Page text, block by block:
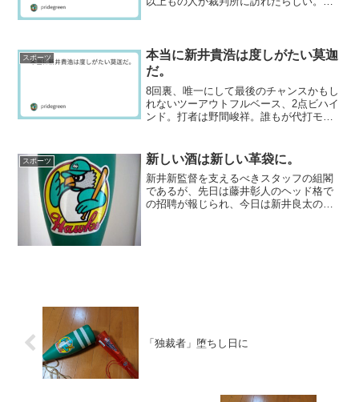
た。1回で判決まで行...
スポーツ
本当に新井貴浩は度しがたい莫迦
だ。
8回裏、唯一にして最後のチャンスかもし
れないツーアウトフルベース、2点ビハイ
ンド。打者は野間峻祥。誰もが代打モン
言わせていただくが、野間に何ができ
る。出来るわきゃないじ...
スポーツ 新しい酒は新しい革袋に。
新井新監督を支えるべきスタッフの組閣
であるが、先日は藤井彰人のヘッド格で
の招聘が報じられ、今日は新井良太の打
「独裁者」堕ちし日に